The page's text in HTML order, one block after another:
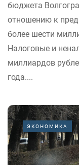
бюджета
отношению к
более шести
Налоговые и
миллиардов
года....
ЭКОНОМИКА